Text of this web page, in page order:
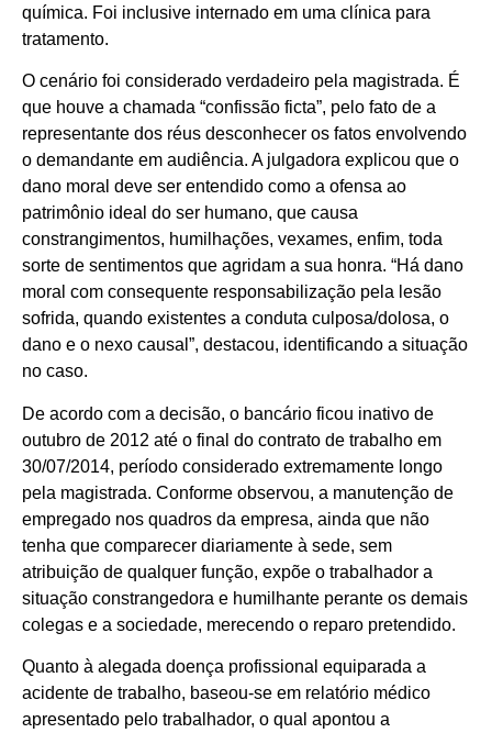
química. Foi inclusive internado em uma clínica para
tratamento.
O cenário foi considerado verdadeiro pela magistrada. É
que houve a chamada “confissão ficta”, pelo fato de a
representante dos réus desconhecer os fatos envolvendo
o demandante em audiência. A julgadora explicou que o
dano moral deve ser entendido como a ofensa ao
patrimônio ideal do ser humano, que causa
constrangimentos, humilhações, vexames, enfim, toda
sorte de sentimentos que agridam a sua honra. “Há dano
moral com consequente responsabilização pela lesão
sofrida, quando existentes a conduta culposa/dolosa, o
dano e o nexo causal”, destacou, identificando a situação
no caso.
De acordo com a decisão, o bancário ficou inativo de
outubro de 2012 até o final do contrato de trabalho em
30/07/2014, período considerado extremamente longo
pela magistrada. Conforme observou, a manutenção de
empregado nos quadros da empresa, ainda que não
tenha que comparecer diariamente à sede, sem
atribuição de qualquer função, expõe o trabalhador a
situação constrangedora e humilhante perante os demais
colegas e a sociedade, merecendo o reparo pretendido.
Quanto à alegada doença profissional equiparada a
acidente de trabalho, baseou-se em relatório médico
apresentado pelo trabalhador, o qual apontou a